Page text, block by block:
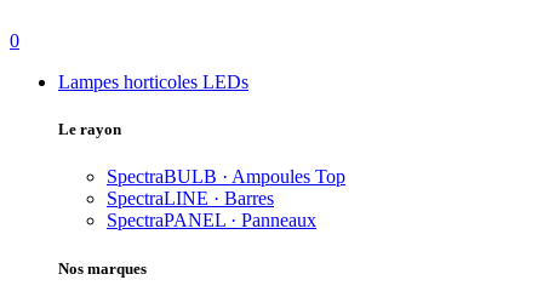
0
Lampes horticoles LEDs
Le rayon
SpectraBULB · Ampoules Top
SpectraLINE · Barres
SpectraPANEL · Panneaux
Nos marques